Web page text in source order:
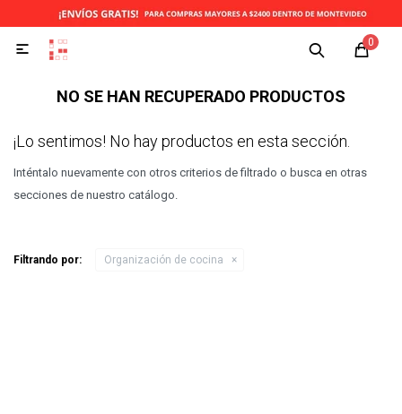
0

NO SE HAN RECUPERADO PRODUCTOS
¡Lo sentimos! No hay productos en esta sección.
Inténtalo nuevamente con otros criterios de filtrado o busca en otras
secciones de nuestro catálogo.
Filtrando por: Organización de cocina